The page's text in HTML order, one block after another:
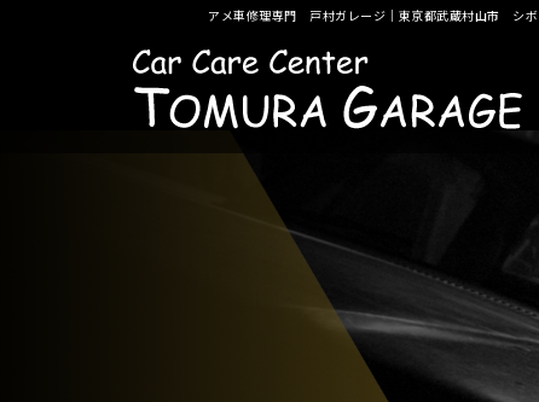
アメ車修理専門 戸村ガレージ｜東京都武蔵村山市 シボ